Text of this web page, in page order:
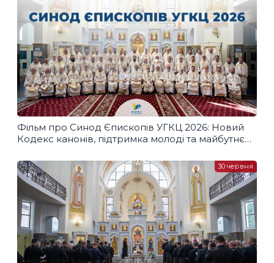
Фільм про Синод Єпископів УГКЦ 2026: Новий
Кодекс канонів, підтримка молоді та майбутнє
30 червня